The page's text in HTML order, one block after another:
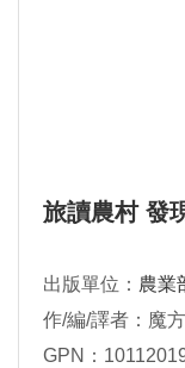
旅讀農村 發
出版單位： 農業
作/編/譯者：魔
GPN：